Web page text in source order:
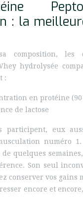
: la
composition, les
hydrolysée
:
en protéine
de lactose
participent, eux
numéro 1.
quelques
Son seul
conserver vos gains
encore et